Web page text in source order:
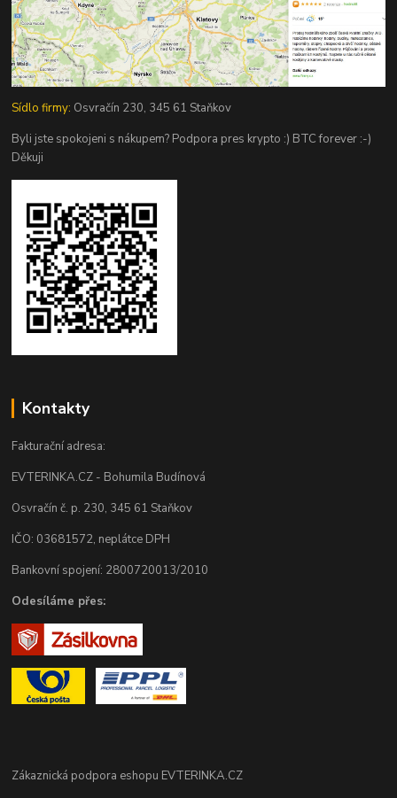
Sídlo firmy: Osvračín 230, 345 61 Staňkov
Byli jste spokojeni s nákupem? Podpora pres krypto :) BTC forever :-)
Děkuji
Kontakty
Fakturační adresa:
EVTERINKA.CZ - Bohumila Budínová
Osvračín č. p. 230, 345 61 Staňkov
IČO: 03681572, neplátce DPH
Bankovní spojení: 2800720013/2010
Odesíláme přes:
Zákaznická podpora eshopu EVTERINKA.CZ